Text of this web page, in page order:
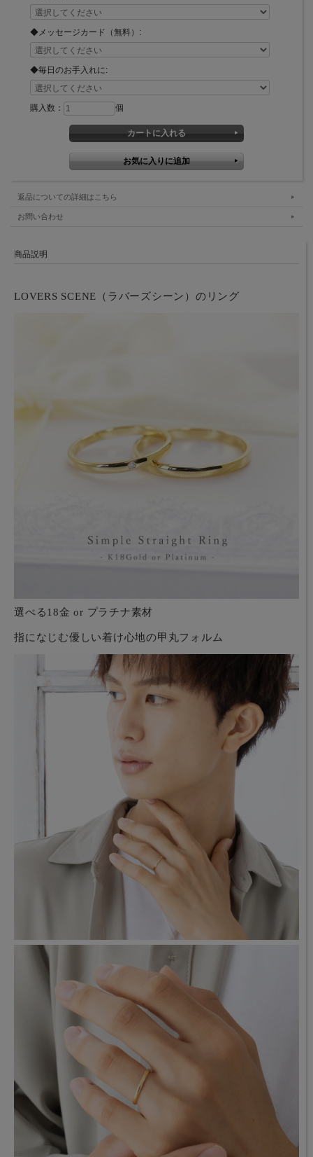
◆メッセージカード（無料）:
◆毎日のお手入れに:
購入数： 個
返品についての詳細はこちら
お問い合わせ
商品説明
LOVERS SCENE（ラバーズシーン）のリング
選べる18金 or プラチナ素材
指になじむ優しい着け心地の甲丸フォルム